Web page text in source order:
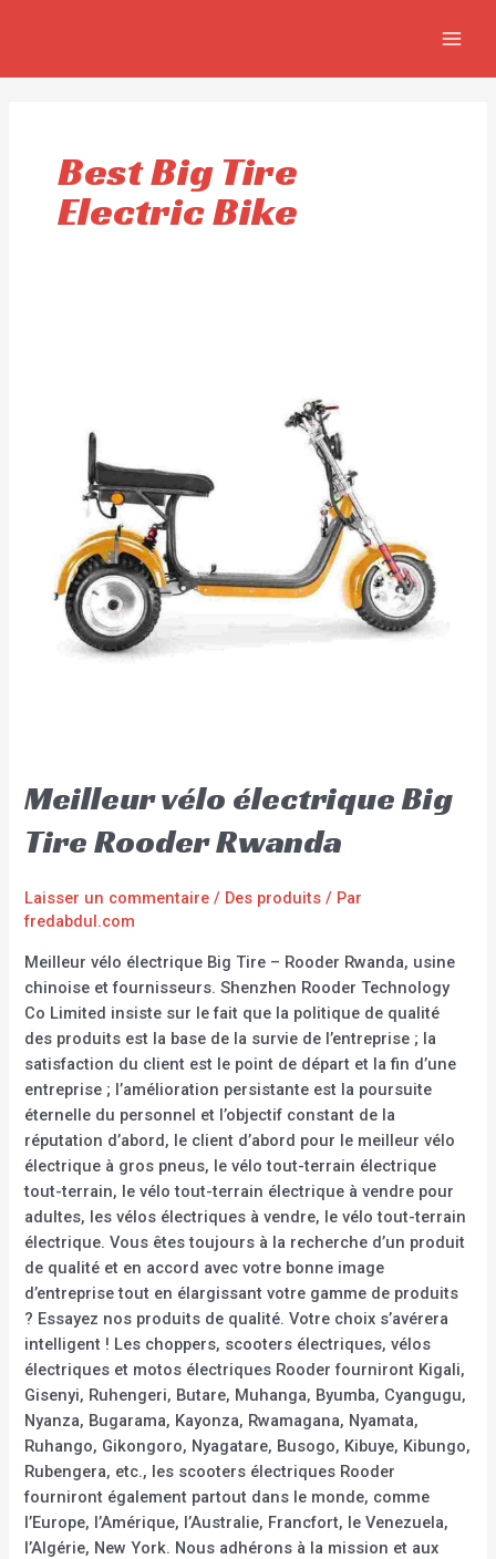
Best Big Tire
Electric Bike
Meilleur vélo électrique Big
Tire Rooder Rwanda
Laisser un commentaire / Des produits / Par
fredabdul.com
Meilleur vélo électrique Big Tire – Rooder Rwanda, usine
chinoise et fournisseurs. Shenzhen Rooder Technology
Co Limited insiste sur le fait que la politique de qualité
des produits est la base de la survie de l’entreprise ; la
satisfaction du client est le point de départ et la fin d’une
entreprise ; l’amélioration persistante est la poursuite
éternelle du personnel et l’objectif constant de la
réputation d’abord, le client d’abord pour le meilleur vélo
électrique à gros pneus, le vélo tout-terrain électrique
tout-terrain, le vélo tout-terrain électrique à vendre pour
adultes, les vélos électriques à vendre, le vélo tout-terrain
électrique. Vous êtes toujours à la recherche d’un produit
de qualité et en accord avec votre bonne image
d’entreprise tout en élargissant votre gamme de produits
? Essayez nos produits de qualité. Votre choix s’avérera
intelligent ! Les choppers, scooters électriques, vélos
électriques et motos électriques Rooder fourniront Kigali,
Gisenyi, Ruhengeri, Butare, Muhanga, Byumba, Cyangugu,
Nyanza, Bugarama, Kayonza, Rwamagana, Nyamata,
Ruhango, Gikongoro, Nyagatare, Busogo, Kibuye, Kibungo,
Rubengera, etc., les scooters électriques Rooder
fourniront également partout dans le monde, comme
l’Europe, l’Amérique, l’Australie, Francfort, le Venezuela,
l’Algérie, New York. Nous adhérons à la mission et aux